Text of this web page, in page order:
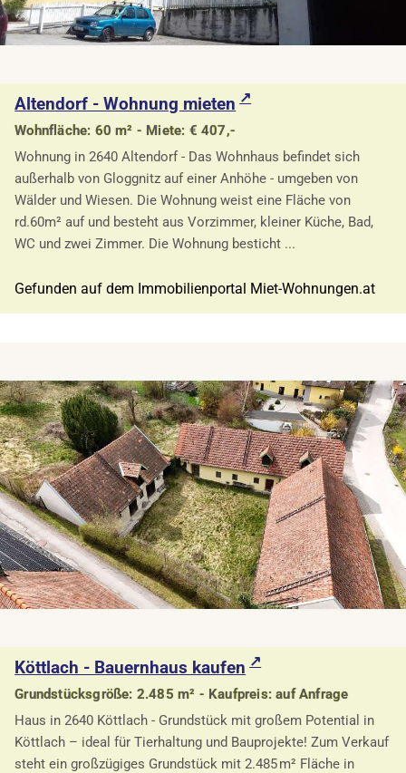
Altendorf - Wohnung mieten
Wohnfläche: 60 m² - Miete: € 407,-
Wohnung in 2640 Altendorf - Das Wohnhaus befindet sich
außerhalb von Gloggnitz auf einer Anhöhe - umgeben von
Wälder und Wiesen. Die Wohnung weist eine Fläche von
rd.60m² auf und besteht aus Vorzimmer, kleiner Küche, Bad,
WC und zwei Zimmer. Die Wohnung besticht ...
Gefunden auf dem Immobilienportal Miet-Wohnungen.at
Köttlach - Bauernhaus kaufen
Grundstücksgröße: 2.485 m² - Kaufpreis: auf Anfrage
Haus in 2640 Köttlach - Grundstück mit großem Potential in
Köttlach – ideal für Tierhaltung und Bauprojekte! Zum Verkauf
steht ein großzügiges Grundstück mit 2.485 m² Fläche in